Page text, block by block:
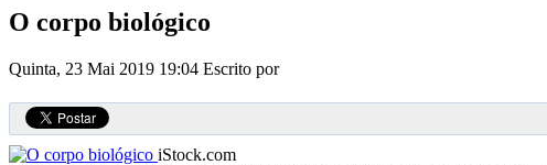
O corpo biológico
Quinta, 23 Mai 2019 19:04 Escrito por
iStock.com